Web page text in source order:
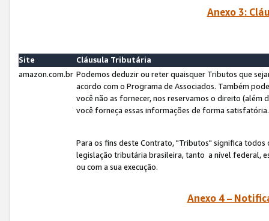
Anexo 3:
Site
Cláusula Tributária
amazon.com.br Podemos deduzir ou reter quaisquer Tributos que
acordo com o Programa de Associados. Também
você não as fornecer, nos reservamos o direito (além
você forneça essas informações de forma
Para os fins deste Contrato, "Tributos" significa
legislação tributária brasileira, tanto a nível federal,
ou com a sua execução.
Anexo 4 –